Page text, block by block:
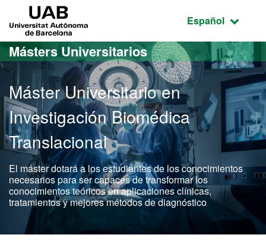
Acceso al contenido principal
Acceso a la navegación de la página
Idioma
Español
Másters Universitarios
Máster Universitario en
Investigación Biomédica
Translacional
El máster dotará a los estudiantes de los conocimientos
necesarios para ser capaces de transformar los
conocimientos teóricos en aplicaciones clínicas,
tratamientos y mejores métodos de diagnóstico